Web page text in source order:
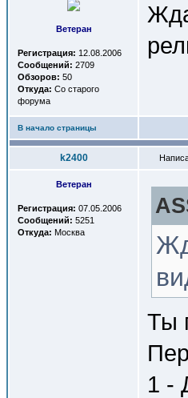
Ветеран
Регистрация: 12.08.2006
Сообщений: 2709
Обзоров: 50
Откуда: Со старого
форума
В начало страницы
k2400
Ветеран
Регистрация: 07.05.2006
Сообщений: 5251
Откуда: Москва
Ты
1 -